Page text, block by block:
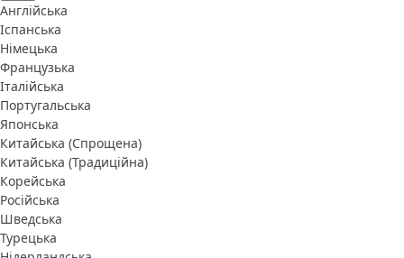
Англійська
Іспанська
Німецька
Французька
Італійська
Португальська
Японська
Китайська (Спрощена)
Китайська (Традиційна)
Корейська
Російська
Шведська
Турецька